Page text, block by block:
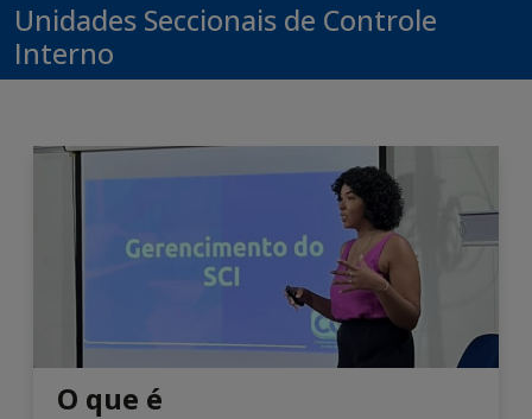
Unidades Seccionais de Controle
Interno
O que é